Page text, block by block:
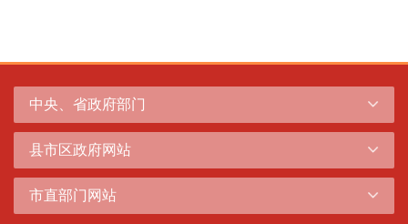
中央、省政府部门
县市区政府网站
市直部门网站